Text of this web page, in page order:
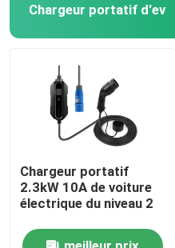
Maison
Produits
Au sujet de nous
Chargeur portatif d'ev
Chargeur portatif
2.3kW 10A de voiture
électrique du niveau 2